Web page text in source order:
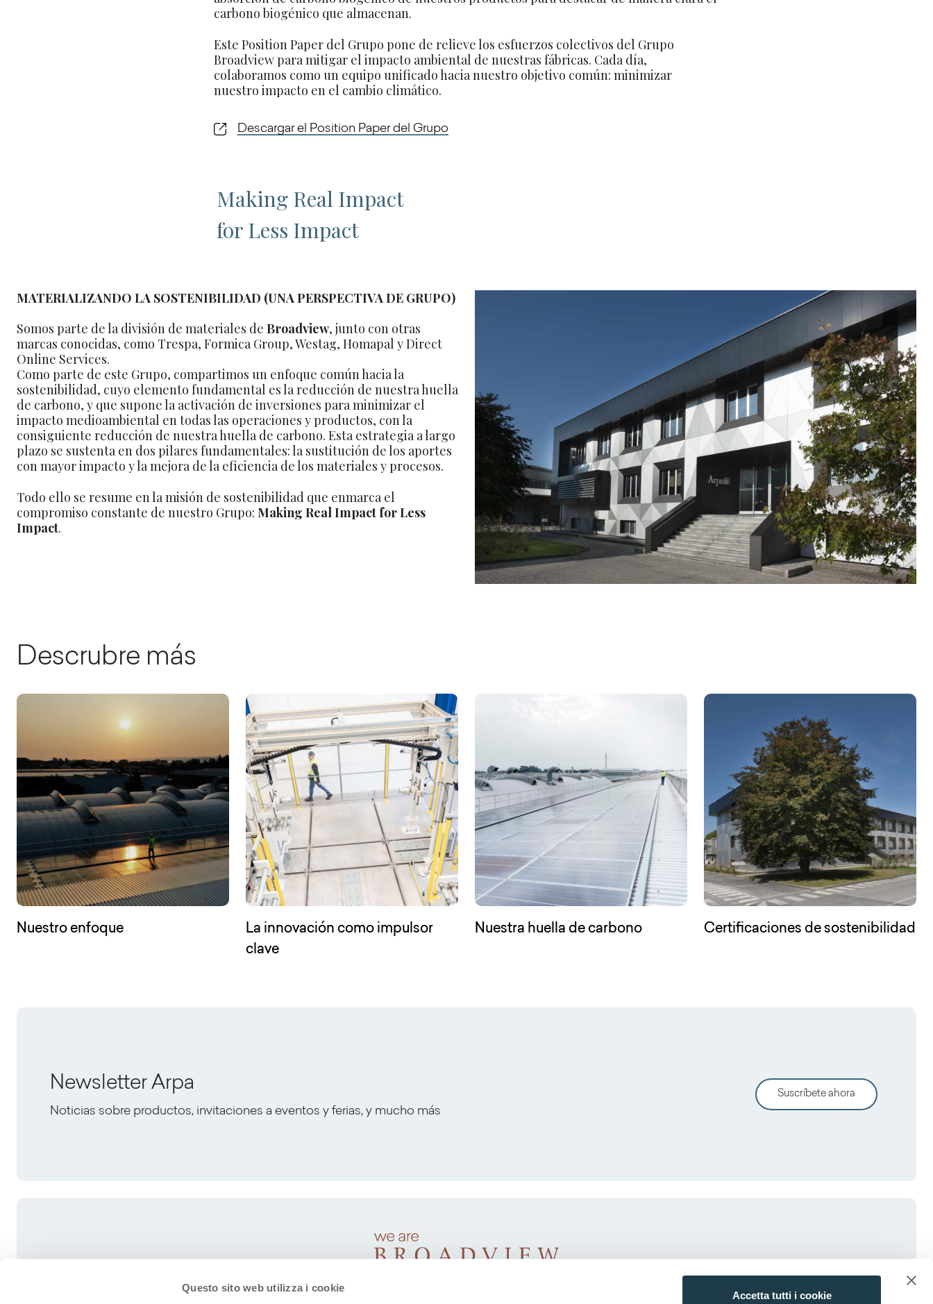
Questo sito web utilizza i cookie
Accetta tutti i cookie
carbono biogénico que almacenan.
Este Position Paper del Grupo pone de relieve los esfuerzos colectivos del Grupo
Broadview para mitigar el impacto ambiental de nuestras fábricas. Cada día,
colaboramos como un equipo unificado hacia nuestro objetivo común: minimizar
nuestro impacto en el cambio climático.
Descargar el Position Paper del Grupo
Making Real Impact
for Less Impact
MATERIALIZANDO LA SOSTENIBILIDAD (UNA PERSPECTIVA DE GRUPO)
Somos parte de la división de materiales de Broadview, junto con otras
marcas conocidas, como Trespa, Formica Group, Westag, Homapal y Direct
Online Services.
Como parte de este Grupo, compartimos un enfoque común hacia la
sostenibilidad, cuyo elemento fundamental es la reducción de nuestra huella
de carbono, y que supone la activación de inversiones para minimizar el
impacto medioambiental en todas las operaciones y productos, con la
consiguiente reducción de nuestra huella de carbono. Esta estrategia a largo
plazo se sustenta en dos pilares fundamentales: la sustitución de los aportes
con mayor impacto y la mejora de la eficiencia de los materiales y procesos.
Todo ello se resume en la misión de sostenibilidad que enmarca el
compromiso constante de nuestro Grupo: Making Real Impact for Less
Impact.
Descrubre más
Nuestro enfoque
La innovación como impulsor
clave
Nuestra huella de carbono Certificaciones de sostenibilidad
Newsletter Arpa
Noticias sobre productos, invitaciones a eventos y ferias, y mucho más
Suscríbete ahora